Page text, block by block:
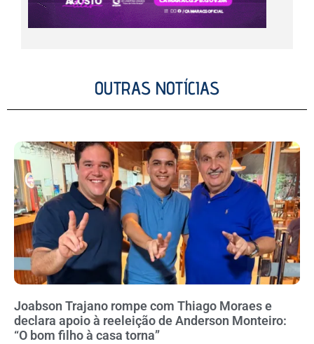
OUTRAS NOTÍCIAS
Joabson Trajano rompe com Thiago Moraes e
declara apoio à reeleição de Anderson Monteiro:
“O bom filho à casa torna”